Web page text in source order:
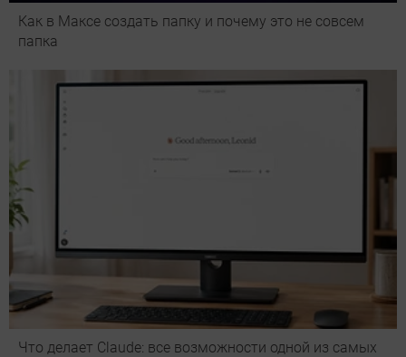
Как в Максе создать папку и почему это не совсем
папка
Что делает Сlaude: все возможности одной из самых